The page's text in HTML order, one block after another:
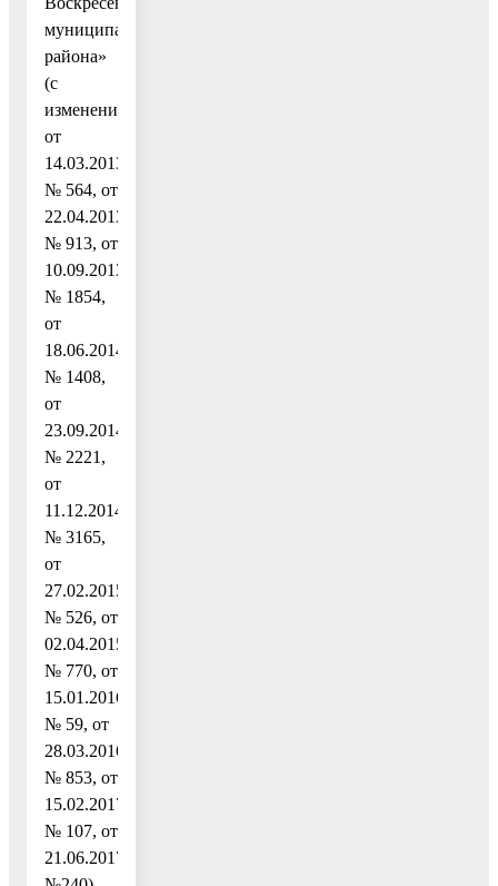
муниципального
района»
(с
изменениями
от
14.03.2013
№ 564, от
22.04.2013
№ 913, от
10.09.2013
№ 1854,
от
18.06.2014
№ 1408,
от
23.09.2014
№ 2221,
от
11.12.2014
№ 3165,
от
27.02.2015
№ 526, от
02.04.2015
№ 770, от
15.01.2016
№ 59, от
28.03.2016
№ 853, от
15.02.2017
№ 107, от
21.06.2017